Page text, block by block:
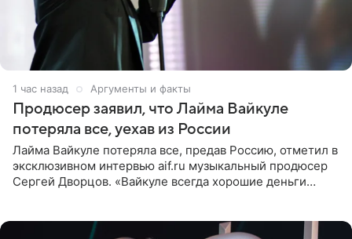
1 час назад Аргументы и факты
Продюсер заявил, что Лайма Вайкуле
потеряла все, уехав из России
Лайма Вайкуле потеряла все, предав Россию, отметил в
эксклюзивном интервью aif.ru музыкальный продюсер
Сергей Дворцов. «Вайкуле всегда хорошие деньги